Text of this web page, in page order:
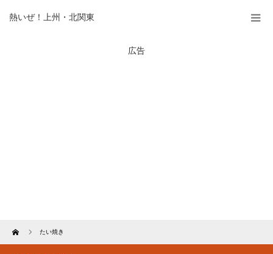
熱いぜ！上州・北関東
広告
Home たい焼き